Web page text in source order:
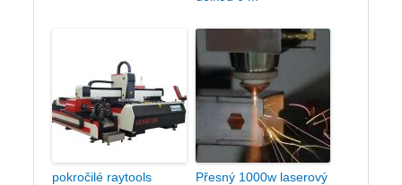
pokročilé raytools
Přesný 1000w laserový